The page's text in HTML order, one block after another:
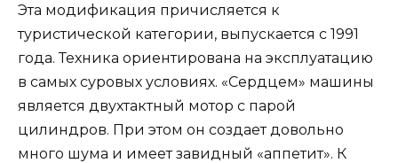
Эта модификация причисляется к
туристической категории, выпускается с 1991
года. Техника ориентирована на эксплуатацию
в самых суровых условиях. «Сердцем» машины
является двухтактный мотор с парой
цилиндров. При этом он создает довольно
много шума и имеет завидный «аппетит». К